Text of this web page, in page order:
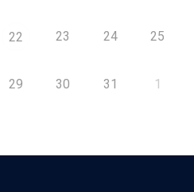
22 23 24 25
29 30 31 1